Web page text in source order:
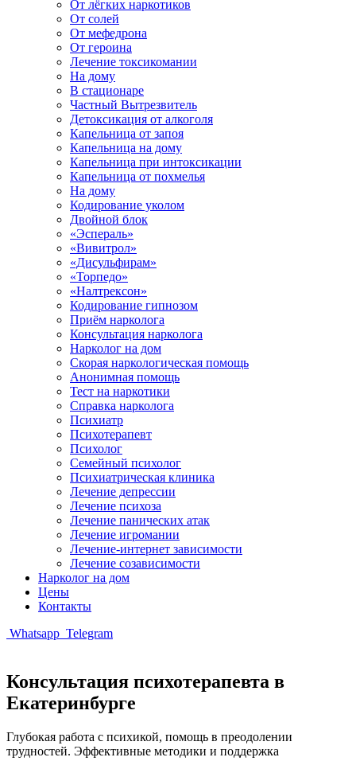
От лёгких наркотиков
От солей
От мефедрона
От героина
Лечение токсикомании
На дому
В стационаре
Частный Вытрезвитель
Детоксикация от алкоголя
Капельница от запоя
Капельница на дому
Капельница при интоксикации
Капельница от похмелья
На дому
Кодирование уколом
Двойной блок
«Эспераль»
«Вивитрол»
«Дисульфирам»
«Торпедо»
«Налтрексон»
Кодирование гипнозом
Приём нарколога
Консультация нарколога
Нарколог на дом
Скорая наркологическая помощь
Анонимная помощь
Тест на наркотики
Справка нарколога
Психиатр
Психотерапевт
Психолог
Семейный психолог
Психиатрическая клиника
Лечение депрессии
Лечение психоза
Лечение панических атак
Лечение игромании
Лечение-интернет зависимости
Лечение созависимости
Нарколог на дом
Цены
Контакты
Whatsapp Telegram
Консультация психотерапевта в
Екатеринбурге
Глубокая работа с психикой, помощь в преодолении
трудностей. Эффективные методики и поддержка